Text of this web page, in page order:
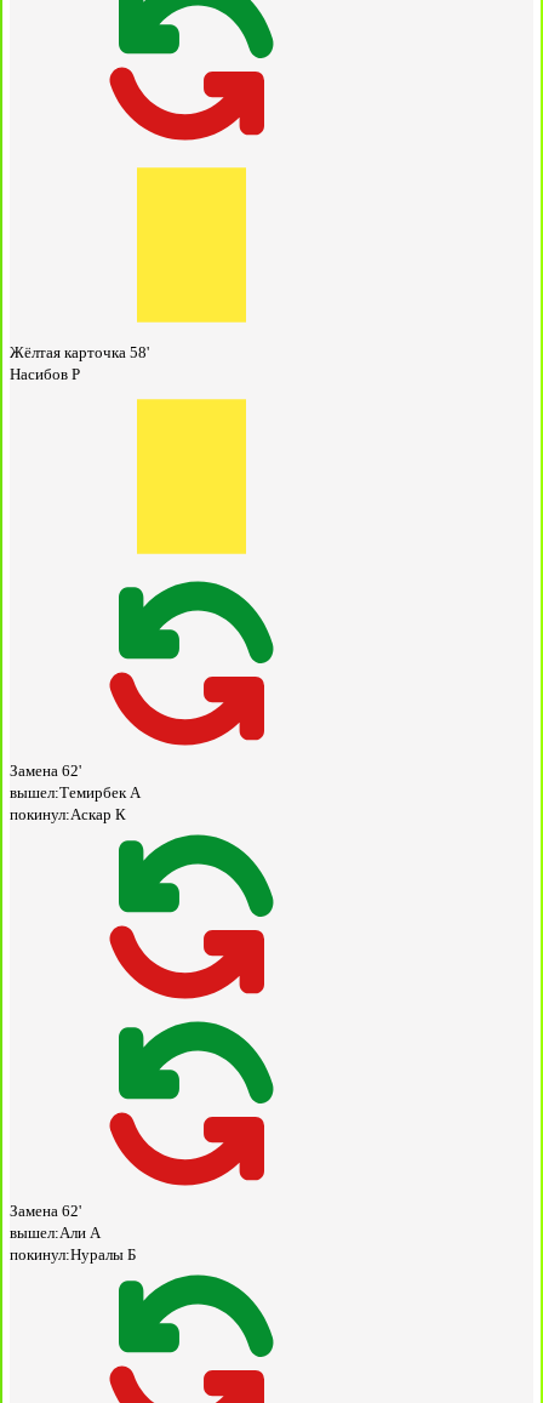
Жёлтая карточка 58'
Насибов Р
Замена 62'
вышел:Темирбек А
покинул:Аскар К
Замена 62'
вышел:Али А
покинул:Нуралы Б